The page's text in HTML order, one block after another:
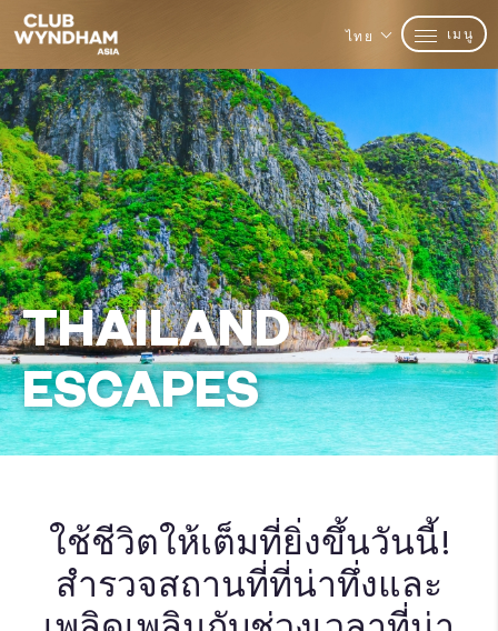
ไทย เมนู
THAILAND
ESCAPES
ใช้ชีวิตให้เต็มที่ยิ่งขึ้นวันนี้!
สำรวจสถานที่ที่น่าทึ่งและ